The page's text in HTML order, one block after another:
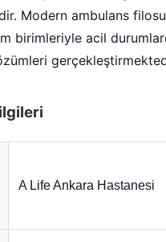
Modern ambulans
birimleriyle acil
A Life Ankara Hastanesi